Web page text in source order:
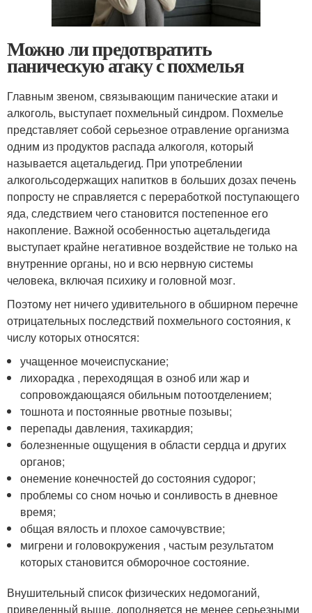
Можно ли предотвратить
паническую атаку с похмелья
Главным звеном, связывающим панические атаки и
алкоголь, выступает похмельный синдром. Похмелье
представляет собой серьезное отравление организма
одним из продуктов распада алкоголя, который
называется ацетальдегид. При употреблении
алкогольсодержащих напитков в больших дозах печень
попросту не справляется с переработкой поступающего
яда, следствием чего становится постепенное его
накопление. Важной особенностью ацетальдегида
выступает крайне негативное воздействие не только на
внутренние органы, но и всю нервную системы
человека, включая психику и головной мозг.
Поэтому нет ничего удивительного в обширном перечне
отрицательных последствий похмельного состояния, к
числу которых относятся:
учащенное мочеиспускание;
лихорадка , переходящая в озноб или жар и
сопровождающаяся обильным потоотделением;
тошнота и постоянные рвотные позывы;
перепады давления, тахикардия;
болезненные ощущения в области сердца и других
органов;
онемение конечностей до состояния судорог;
проблемы со сном ночью и сонливость в дневное
время;
общая вялость и плохое самочувствие;
мигрени и головокружения , частым результатом
которых становится обморочное состояние.
Внушительный список физических недомоганий,
приведенный выше, дополняется не менее серьезными